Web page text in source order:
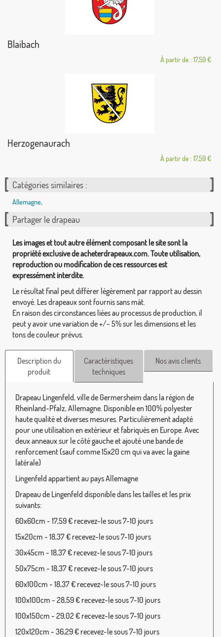
Blaibach
À partir de : 17,59 €
Herzogenaurach
À partir de : 17,59 €
Catégories similaires :
Allemagne,
Partager le drapeau
Les images et tout autre élément composant le site sont la
propriété exclusive de acheterdrapeaux.com. Toute utilisation,
reproduction ou modification de ces ressources est
expressément interdite.
Le résultat final peut différer légèrement par rapport au dessin
envoyé. Les drapeaux sont fournis sans mât.
En raison des circonstances liées au processus de production, il
peut y avoir une variation de +/- 5% sur les dimensions et les
tons de couleur prévus.
Description du
produit
Caractéristiques
techniques
Nos avis clients
Drapeau Lingenfeld, ville de Germersheim dans la région de
Rheinland-Pfalz, Allemagne. Disponible en 100% polyester
haute qualité et diverses mesures. Particulièrement adapté
pour une utilisation en extérieur et fabriqués en Europe. Avec
deux anneaux sur le côté gauche et ajouté une bande de
renforcement (sauf comme 15x20 cm qui va avec la gaine
latérale)
Lingenfeld appartient au pays Allemagne
Drapeau de Lingenfeld disponible dans les tailles et les prix
suivants:
60x60cm - 17,59 € recevez-le sous 7-10 jours
15x20cm - 18,37 € recevez-le sous 7-10 jours
30x45cm - 18,37 € recevez-le sous 7-10 jours
50x75cm - 18,37 € recevez-le sous 7-10 jours
60x100cm - 18,37 € recevez-le sous 7-10 jours
100x100cm - 28,59 € recevez-le sous 7-10 jours
100x150cm - 29,02 € recevez-le sous 7-10 jours
120x120cm - 36,29 € recevez-le sous 7-10 jours